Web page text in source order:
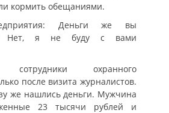
кормить обещаниями.
Деньги же вы
Нет, я не буду с вами
сотрудники охранного
после визита журналистов.
же нашлись деньги. Мужчина
23 тысячи рублей и